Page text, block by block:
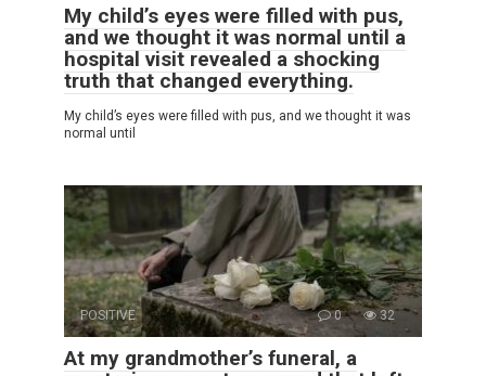
My child’s eyes were filled with pus,
and we thought it was normal until a
hospital visit revealed a shocking
truth that changed everything.
My child’s eyes were filled with pus, and we thought it was
normal until
POSITIVE 0 32
At my grandmother’s funeral, a